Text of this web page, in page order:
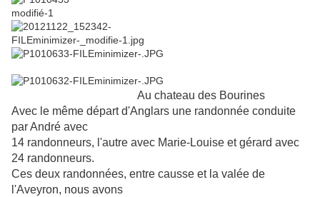
Au chateau des Bourines
Avec le même départ d'Anglars une randonnée conduite
par André avec
14 randonneurs, l'autre avec Marie-Louise et gérard avec
24 randonneurs.
Ces deux randonnées, entre causse et la valée de
l'Aveyron, nous avons